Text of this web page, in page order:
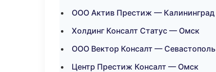
ООО Актив Престиж — Калининград
Холдинг Консалт Статус — Омск
ООО Вектор Консалт — Севастополь
Центр Престиж Консалт — Омск